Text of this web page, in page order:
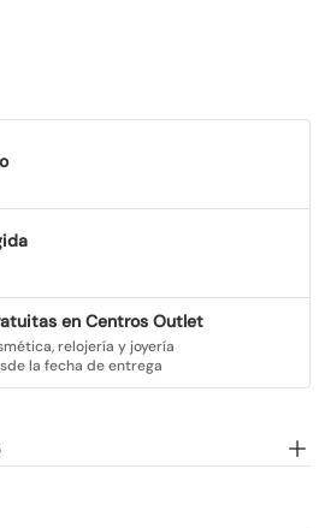
en Centros Outlet
relojería y joyería
la fecha de entrega